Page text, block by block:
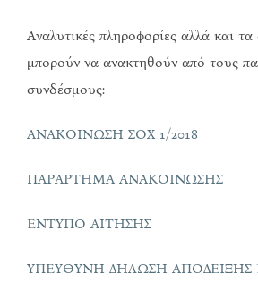
Αναλυτικές πληροφορίες αλλά και τα
μπορούν να ανακτηθούν από τους
συνδέσμους:
ΑΝΑΚΟΙΝΩΣΗ ΣΟΧ 1/2018
ΠΑΡΑΡΤΗΜΑ ΑΝΑΚΟΙΝΩΣΗΣ
ΕΝΤΥΠΟ ΑΙΤΗΣΗΣ
ΥΠΕΥΘΥΝΗ ΔΗΛΩΣΗ ΑΠΟΔΕΙΞΗΣ